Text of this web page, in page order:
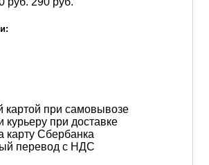
картой при самовывозе
при доставке
карту Сбербанка
перевод с НДС